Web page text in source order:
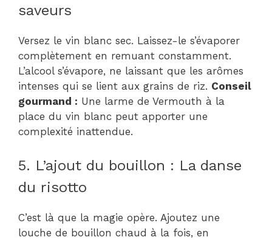
saveurs
Versez le vin blanc sec. Laissez-le s’évaporer
complètement en remuant constamment.
L’alcool s’évapore, ne laissant que les arômes
intenses qui se lient aux grains de riz. Conseil
gourmand : Une larme de Vermouth à la
place du vin blanc peut apporter une
complexité inattendue.
5. L’ajout du bouillon : La danse
du risotto
C’est là que la magie opère. Ajoutez une
louche de bouillon chaud à la fois, en